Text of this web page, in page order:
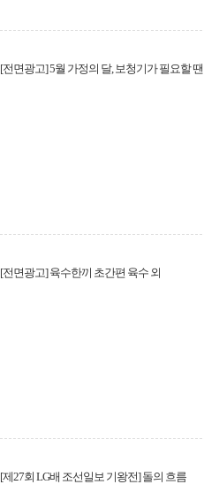
[전면광고] 5월 가정의 달, 보청기가 필요할
[전면광고] 육수한끼 초간편 육수 외
[제27회 LG배 조선일보 기왕전] 돌의 흐름